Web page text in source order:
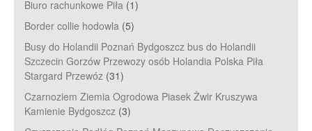
Biuro rachunkowe Piła (1)
Border collie hodowla (5)
Busy do Holandii Poznań Bydgoszcz bus do Holandii
Szczecin Gorzów Przewozy osób Holandia Polska Piła
Stargard Przewóz (31)
Czarnoziem Ziemia Ogrodowa Piasek Żwir Kruszywa
Kamienie Bydgoszcz (3)